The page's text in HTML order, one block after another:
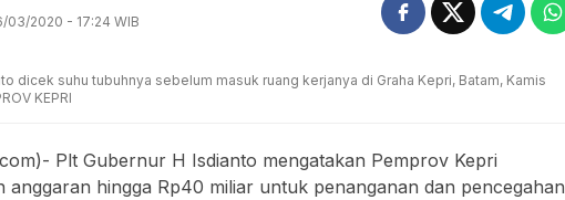
03/2020 - 17:24 WIB
dicek suhu tubuhnya sebelum masuk ruang kerjanya di Graha Kepri, Batam, Kamis
KEPRI
Plt Gubernur H Isdianto mengatakan Pemprov Kepri
anggaran hingga Rp40 miliar untuk penanganan dan pencegahan